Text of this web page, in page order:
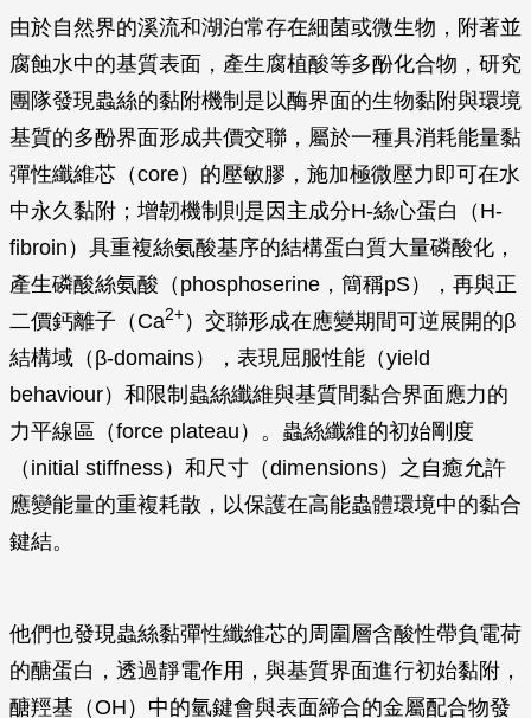
由於自然界的溪流和湖泊常存在細菌或微生物，附著並
腐蝕水中的基質表面，產生腐植酸等多酚化合物，研究
團隊發現蟲絲的黏附機制是以酶界面的生物黏附與環境
基質的多酚界面形成共價交聯，屬於一種具消耗能量黏
彈性纖維芯（core）的壓敏膠，施加極微壓力即可在水
中永久黏附；增韌機制則是因主成分H-絲心蛋白（H-
fibroin）具重複絲氨酸基序的結構蛋白質大量磷酸化，
產生磷酸絲氨酸（phosphoserine，簡稱pS），再與正
二價鈣離子（Ca2+ ）交聯形成在應變期間可逆展開的β
結構域（β-domains），表現屈服性能（yield
behaviour）和限制蟲絲纖維與基質間黏合界面應力的
力平線區（force plateau）。蟲絲纖維的初始剛度
（initial stiffness）和尺寸（dimensions）之自癒允許
應變能量的重複耗散，以保護在高能蟲體環境中的黏合
鍵結。
他們也發現蟲絲黏彈性纖維芯的周圍層含酸性帶負電荷
的醣蛋白，透過靜電作用，與基質界面進行初始黏附，
醣羥基（OH）中的氫鍵會與表面締合的金屬配合物發